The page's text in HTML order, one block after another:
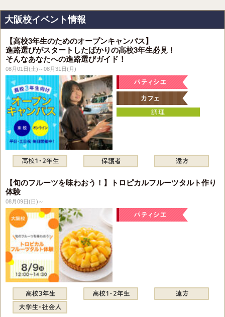
大阪校イベント情報
【高校3年生のためのオープンキャンパス】
進路選びがスタートしたばかりの高校3年生必見！
そんなあなたへの進路選びガイド！
08月01日(土)～08月31日(月)
【旬のフルーツを味わおう！】トロピカルフルーツタルト作り
体験
08月09日(日)～